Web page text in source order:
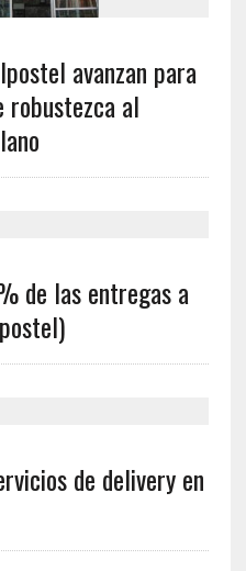
avanzan para
robustezca al
de las entregas a
de delivery en